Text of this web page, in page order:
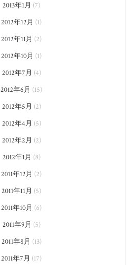
2013年1月 (7)
2012年12月 (1)
2012年11月 (2)
2012年10月 (1)
2012年7月 (4)
2012年6月 (15)
2012年5月 (2)
2012年4月 (5)
2012年2月 (2)
2012年1月 (8)
2011年12月 (2)
2011年11月 (5)
2011年10月 (6)
2011年9月 (5)
2011年8月 (13)
2011年7月 (17)